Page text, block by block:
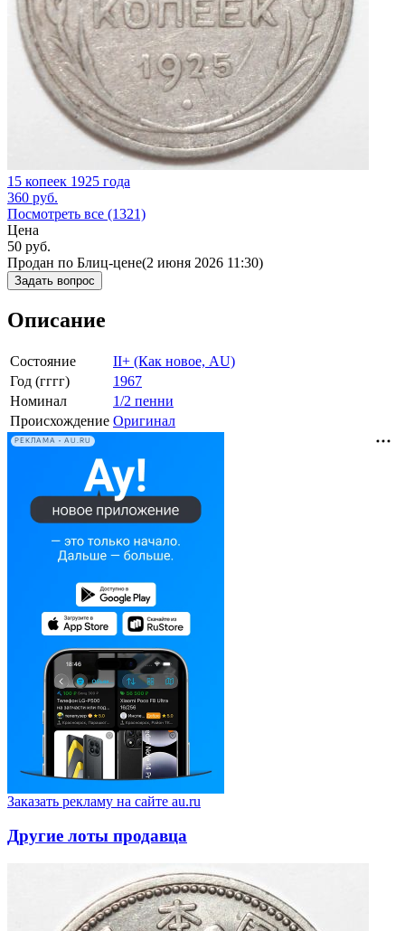
15 копеек 1925 года
360 руб.
Посмотреть все (1321)
Цена
50 руб.
Продан по Блиц-цене(2 июня 2026 11:30)
Задать вопрос
Описание
Состояние
II+ (Как новое, AU)
Год (гггг)
1967
Номинал
1/2 пенни
Происхождение Оригинал
РЕКЛАМА • AU.RU
Заказать рекламу на сайте au.ru
Другие лоты продавца